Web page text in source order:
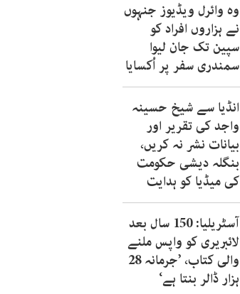
وہ وائرل ویڈیوز جنہوں
نے ہزاروں افراد کو
سپین تک جان لیوا
سمندری سفر پر اُکسایا
انڈیا سے شیخ حسینہ
واجد کی تقریر اور
بیانات نشر نہ کریں،
بنگلہ دیشی حکومت
کی میڈیا کو ہدایت
آسٹریلیا: 150 سال بعد
لائبریری کو واپس ملنے
والی کتاب، ’جرمانہ 28
ہزار ڈالر بنتا ہے‘